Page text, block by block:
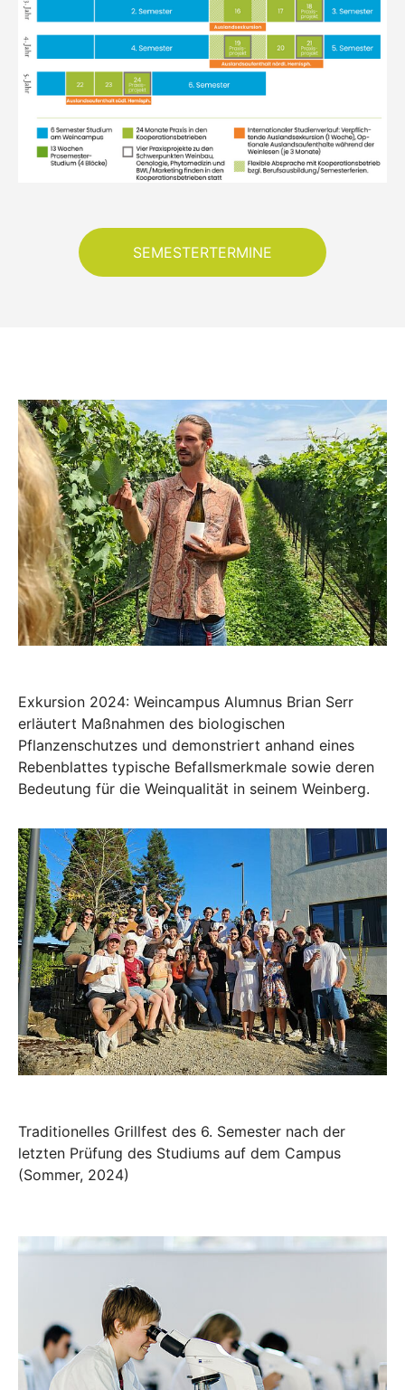
SEMESTERTERMINE
Exkursion 2024: Weincampus Alumnus Brian Serr
erläutert Maßnahmen des biologischen
Pflanzenschutzes und demonstriert anhand eines
Rebenblattes typische Befallsmerkmale sowie deren
Bedeutung für die Weinqualität in seinem Weinberg.
Traditionelles Grillfest des 6. Semester nach der
letzten Prüfung des Studiums auf dem Campus
(Sommer, 2024)